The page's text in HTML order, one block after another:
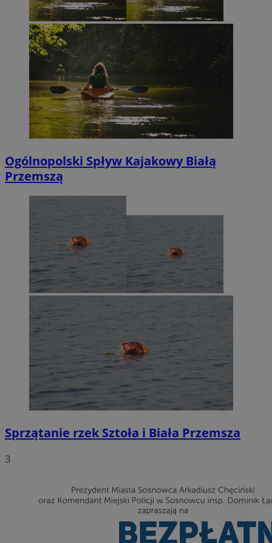
Ogólnopolski Spływ Kajakowy Białą
Przemszą
Sprzątanie rzek Sztoła i Biała Przemsza
3